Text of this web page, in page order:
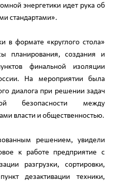
энергетики идет рука об
стандартами».
в формате «круглого стола»
планирования, создания и
финальной изоляции
На мероприятии была
диалога при решении задач
безопасности между
власти и общественностью.
решением, увидели
к работе предприятие с
разгрузки, сортировки,
дезактивации техники,